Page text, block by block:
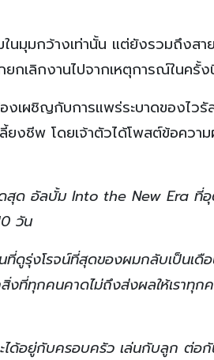
นมุมกว้างเท่านั้น แต่ยังรวมถึงสา
กเลิกงานไปจากเหตุการณ์ในครั้
ผชิญกับการแพร่ระบาดของไวรั
งชีพ โดยเจ้าตัวได้โพสต์ข้อความ
สุด อัลบั้ม Into the New Era ที่อุ
วัน
ดูรุ่งโรจน์ที่สุดของผมกลับเป็นเดื
งที่ทุกคนคาดไม่ถึงส่งผลให้เราทุ
ได้อยู่กับครอบครัว เล่นกับลูก ต่อ